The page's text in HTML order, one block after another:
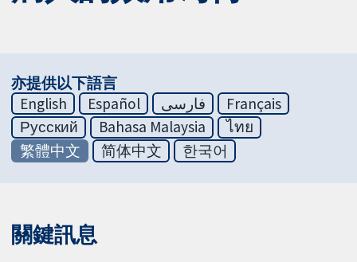
亦提供以下語言
English
Español فارسی
Français
Русский
Bahasa Malaysia
ไทย
繁體中文
简体中文 한국어
關鍵訊息